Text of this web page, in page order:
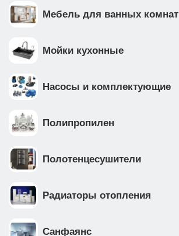
Мебель для ванных комнат
Мойки кухонные
Насосы и комплектующие
Полипропилен
Полотенцесушители
Радиаторы отопления
Санфаянс